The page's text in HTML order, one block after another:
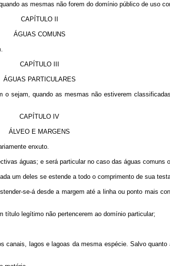
as mesmas não forem do domínio público de uso
CAPÍTULO II
ÁGUAS COMUNS
CAPÍTULO III
ÁGUAS PARTICULARES
sejam, quando as mesmas não estiverem
CAPÍTULO IV
ÁLVEO E MARGENS
enxuto.
águas; e será particular no caso das águas comuns
um deles se estende a todo o comprimento de sua
se-á desde a margem até a linha ou ponto mais
título legítimo não pertencerem ao domínio particular;
lagos e lagoas da mesma espécie. Salvo